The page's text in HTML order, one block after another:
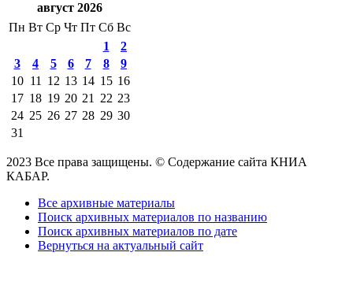
август 2026
Пн Вт Ср Чт Пт Сб Вс
1
2
3
4 5 6 7 8
9
10 11 12 13 14 15 16
17 18 19 20 21 22 23
24 25 26 27 28 29 30
31
2023 Все права защищены. © Содержание сайта КНИА
КАБАР.
Все архивные материалы
Поиск архивных материалов по названию
Поиск архивных материалов по дате
Вернуться на актуальный сайт